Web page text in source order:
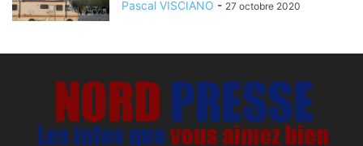
Pascal VISCIANO - 27 octobre 2020